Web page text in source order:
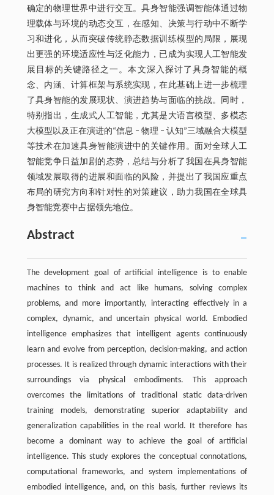
确定的物理世界中进行交互。具身智能强调智能体通过物
理载体与环境的动态交互，在感知、决策与行动中不断学
习和进化，从而突破传统静态数据训练模型的局限，展现
出更强的环境适应性与泛化能力，已成为实现人工智能发
展目标的关键路径之一。本文深入探讨了具身智能的概
念、内涵、计算框架与系统实现，在此基础上进一步梳理
了具身智能的发展现状、演进趋势与面临的挑战。同时，
特别指出，生成式人工智能，尤其是大语言模型、多模态
大模型以及正在演进的“信息 ‒ 物理 ‒ 认知”三域融合大模型
等技术在加速具身智能演进中的关键作用。面对全球人工
智能竞争日益加剧的态势，总结与分析了我国在具身智能
领域发展取得的进展和面临的风险，并提出了我国应重点
布局的研究方向和针对性的对策建议，助力我国在全球具
身智能竞赛中占据领先地位。
Abstract
The development goal of artificial intelligence is to enable
machines to think and act like humans, solving complex
problems, and more importantly, interacting effectively in a
complex, dynamic, and uncertain physical world. Embodied
intelligence emphasizes that intelligent agents continuously
learn and evolve from perception, decision-making, and action
processes. It is realized through dynamic interactions with their
surroundings via physical embodiments. This approach
overcomes the limitations of traditional static data-driven
training models, demonstrating superior adaptability and
generalization capabilities in the real world. It therefore has
become a dominant way to achieve the goal of artificial
intelligence. This study explores the conceptual connotations,
computational frameworks, and system implementations of
embodied intelligence, and, on this basis, further reviews its